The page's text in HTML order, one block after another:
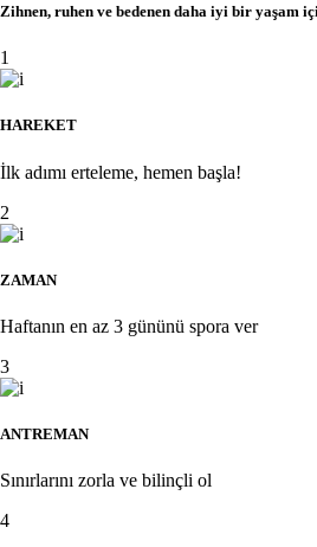
Zihnen, ruhen ve bedenen daha iyi bir yaşam
1
HAREKET
İlk adımı erteleme, hemen başla!
2
ZAMAN
Haftanın en az 3 gününü spora ver
3
ANTREMAN
Sınırlarını zorla ve bilinçli ol
4